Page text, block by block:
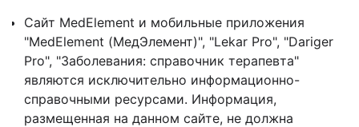
Сайт MedElement и мобильные приложения
"MedElement (МедЭлемент)", "Lekar Pro", "Dariger
Pro", "Заболевания: справочник терапевта"
являются исключительно информационно-
справочными ресурсами. Информация,
размещенная на данном сайте, не должна